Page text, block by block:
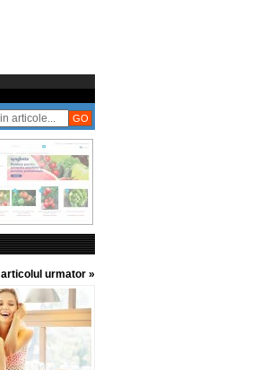
articolul urmator »